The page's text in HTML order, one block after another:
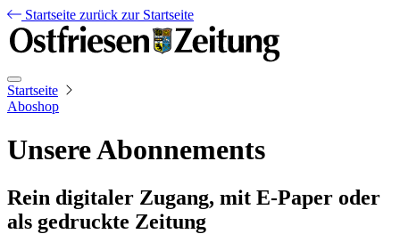
Startseite zurück zur Startseite
Startseite
Aboshop
Unsere Abonnements
Rein digitaler Zugang, mit E-Paper oder
als gedruckte Zeitung